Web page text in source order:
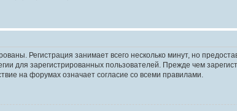
Регистрация занимает всего несколько минут, но
для зарегистрированных пользователей. Прежде чем
на форумах означает согласие со всеми правилами.